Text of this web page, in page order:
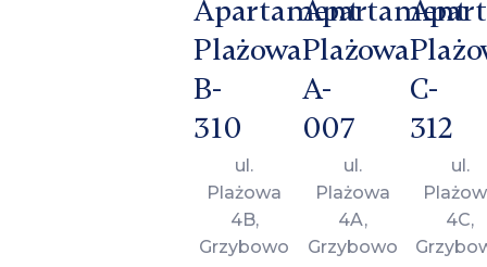
Apartament
Plażowa
B-
310
ul.
Plażowa
4B,
Grzybowo
Apartament
Plażowa
A-
007
ul.
Plażowa
4A,
Grzybowo
C-
312
ul.
4C,